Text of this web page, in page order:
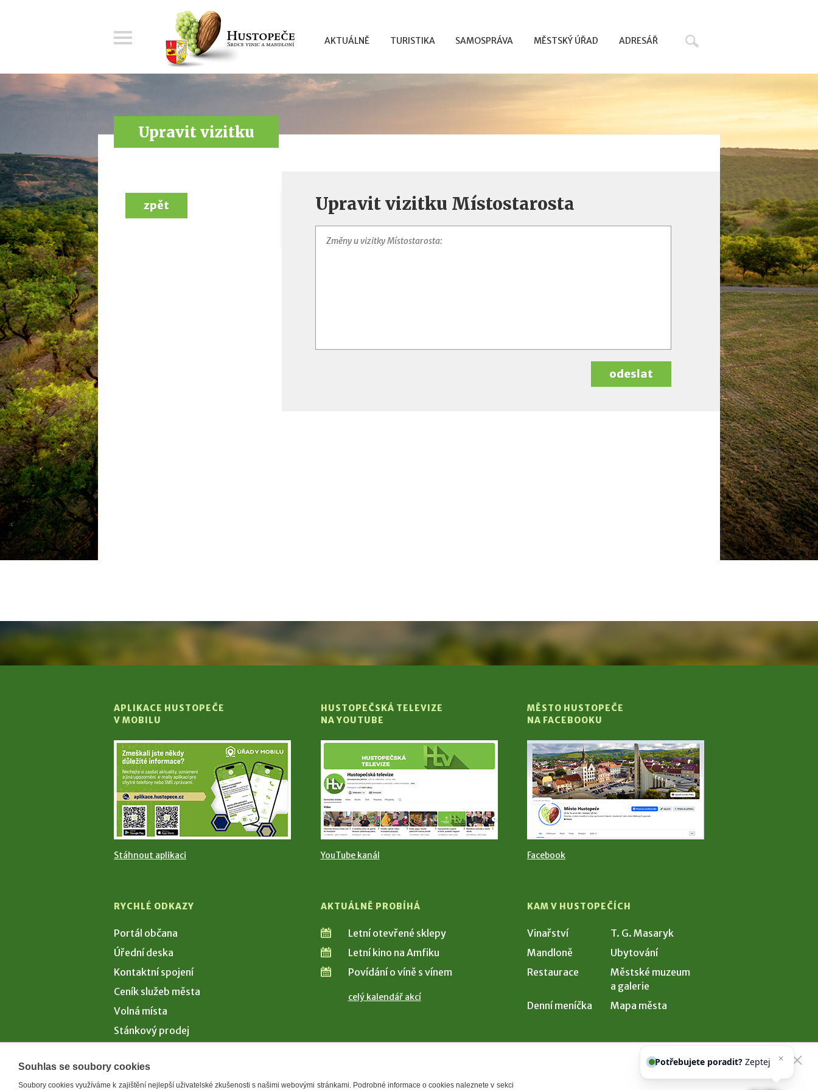
AKTUÁLNĚ TURISTIKA SAMOSPRÁVA MĚSTSKÝ ÚŘAD ADRESÁŘ
Upravit vizitku
Upravit vizitku Místostarosta
odeslat
zpět
APLIKACE HUSTOPEČE
V MOBILU
Stáhnout aplikaci
HUSTOPEČSKÁ TELEVIZE
NA YOUTUBE
YouTube kanál
MĚSTO HUSTOPEČE
NA FACEBOOKU
Facebook
RYCHLÉ ODKAZY
Portál občana
Úřední deska
Kontaktní spojení
Ceník služeb města
Volná místa
Stánkový prodej
AKTUÁLNĚ PROBÍHÁ
Letní otevřené sklepy
Letní kino na Amfiku
Povídání o víně s vínem
celý kalendář akcí
KAM V HUSTOPEČÍCH
Vinařství
T. G. Masaryk
Mandloně
Ubytování
Restaurace
Městské muzeum
a galerie
Denní meníčka
Mapa města
Souhlas se soubory cookies
Soubory cookies využíváme k zajištění nejlepší uživatelské zkušenosti s našimi webovými stránkami. Podrobné informace o cookies naleznete v sekci
našeho asistenta